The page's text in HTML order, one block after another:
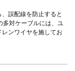
誤配線を防止すると
対ケーブルには、ユ
ンワイヤを施してお